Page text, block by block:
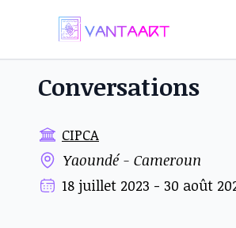
Conversations
CIPCA
Yaoundé - Cameroun
18 juillet 2023 - 30 août